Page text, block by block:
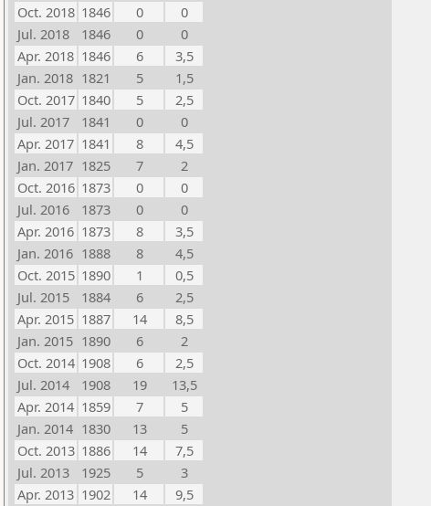
Oct. 2018 1846 0
0
Jul. 2018
1846 0
0
Apr. 2018 1846 6
3,5
Jan. 2018 1821 5
1,5
Oct. 2017 1840 5
2,5
Jul. 2017
1841 0
0
Apr. 2017 1841 8
4,5
Jan. 2017 1825 7
2
Oct. 2016 1873 0
0
Jul. 2016
1873 0
0
Apr. 2016 1873 8
3,5
Jan. 2016 1888 8
4,5
Oct. 2015 1890 1
0,5
Jul. 2015
1884 6
2,5
Apr. 2015 1887 14
8,5
Jan. 2015 1890 6
2
Oct. 2014 1908 6
2,5
Jul. 2014
1908 19
13,5
Apr. 2014 1859 7
5
Jan. 2014 1830 13
5
Oct. 2013 1886 14
7,5
Jul. 2013
1925 5
3
Apr. 2013 1902 14
9,5